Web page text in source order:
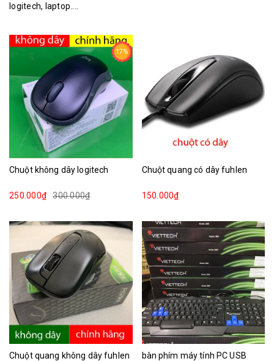
logitech, laptop....
17%
Chuột không dây logitech
250.000₫ 300.000₫
Chuột quang có dây fuhlen
150.000₫
Chuột quang không dây fuhlen
bàn phím máy tính PC USB